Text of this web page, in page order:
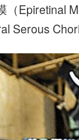
（Epiretinal
Serous